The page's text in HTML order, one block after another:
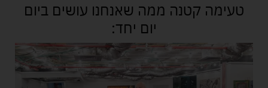
טעימה קטנה ממה שאנחנו עושים ביום
יום יחד: